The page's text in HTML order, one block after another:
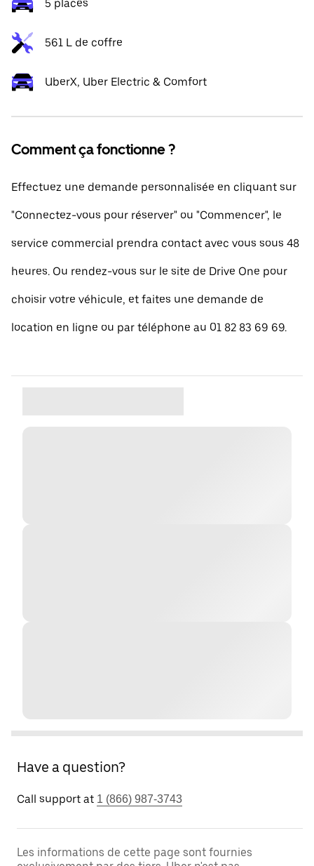
5 places
561 L de coffre
UberX, Uber Electric & Comfort
Comment ça fonctionne ?
Effectuez une demande personnalisée en cliquant sur
"Connectez-vous pour réserver" ou "Commencer", le
service commercial prendra contact avec vous sous 48
heures. Ou rendez-vous sur le site de Drive One pour
choisir votre véhicule, et faites une demande de
location en ligne ou par téléphone au 01 82 83 69 69.
Have a question?
Call support at 1 (866) 987-3743
Les informations de cette page sont fournies